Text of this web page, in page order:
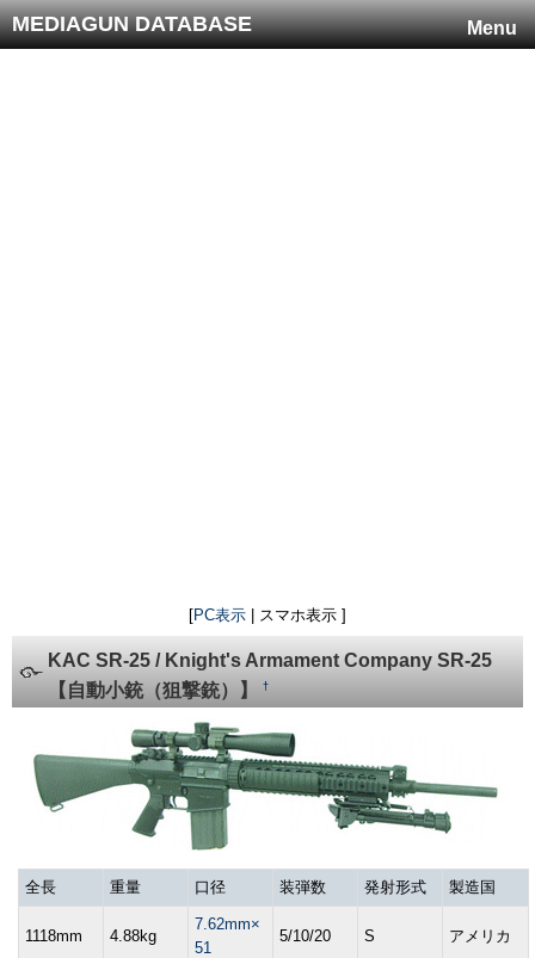
Menu
MEDIAGUN DATABASE
[PC表示 | スマホ表示 ]
KAC SR-25 / Knight's Armament Company SR-25
【自動小銃（狙撃銃）】
†
全長 重量 口径 装弾数 発射形式 製造国
1118mm 4.88kg
7.62mm×
51
5/10/20 S アメリカ